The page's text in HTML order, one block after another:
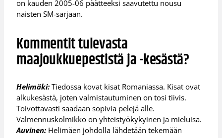
on kauden 2005-06 päätteeksi saavutettu nousu
naisten SM-sarjaan.
Kommentit tulevasta
maajoukkuepestistä ja -kesästä?
Helimäki: Tiedossa kovat kisat Romaniassa. Kisat ovat
alkukesästä, joten valmistautuminen on tosi tiivis.
Toivottavasti saadaan sopivia pelejä alle.
Valmennuskolmikko on yhteistyökykyinen ja mieluisa.
Auvinen: Helimäen johdolla lähdetään tekemään